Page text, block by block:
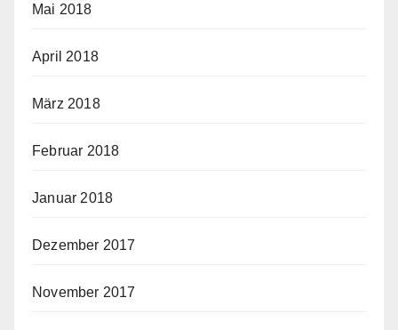
Mai 2018
April 2018
März 2018
Februar 2018
Januar 2018
Dezember 2017
November 2017